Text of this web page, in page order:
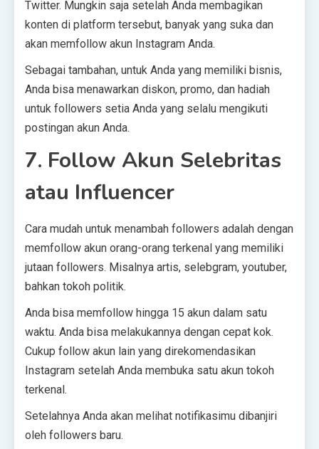
Twitter. Mungkin saja setelah Anda membagikan
konten di platform tersebut, banyak yang suka dan
akan memfollow akun Instagram Anda.
Sebagai tambahan, untuk Anda yang memiliki bisnis,
Anda bisa menawarkan diskon, promo, dan hadiah
untuk followers setia Anda yang selalu mengikuti
postingan akun Anda.
7. Follow Akun Selebritas
atau Influencer
Cara mudah untuk menambah followers adalah dengan
memfollow akun orang-orang terkenal yang memiliki
jutaan followers. Misalnya artis, selebgram, youtuber,
bahkan tokoh politik.
Anda bisa memfollow hingga 15 akun dalam satu
waktu. Anda bisa melakukannya dengan cepat kok.
Cukup follow akun lain yang direkomendasikan
Instagram setelah Anda membuka satu akun tokoh
terkenal.
Setelahnya Anda akan melihat notifikasimu dibanjiri
oleh followers baru.